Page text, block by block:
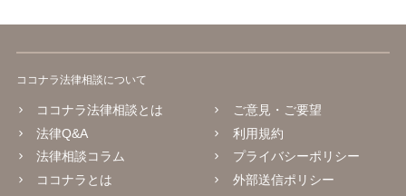
ココナラ法律相談について
ココナラ法律相談とは
法律Q&A
法律相談コラム
ココナラとは
ご意見・ご要望
利用規約
プライバシーポリシー
外部送信ポリシー